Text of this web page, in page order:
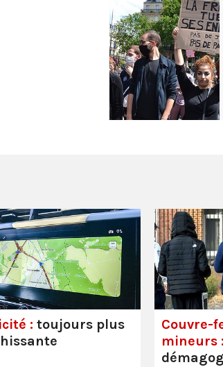
: toujours plus
Couvre-
mineurs :